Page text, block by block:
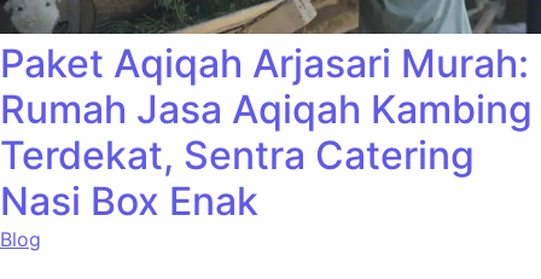
Paket Aqiqah Arjasari Murah:
Rumah Jasa Aqiqah Kambing
Terdekat, Sentra Catering
Nasi Box Enak
Blog